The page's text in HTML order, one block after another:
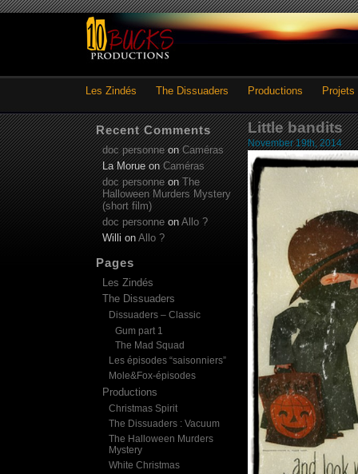
Les Zindés The Dissuaders Productions Projets
Little bandits
November 19th, 2014
Recent Comments
doc personneonCaméras
La MorueonCaméras
doc personneonThe
Halloween Murders Mystery
(short film)
doc personne on Allo ?
Willi on Allo ?
Pages
Les Zindés
The Dissuaders
Dissuaders – Classic
Gum part 1
The Mad Squad
Les épisodes “saisonniers”
Mole&Fox-épisodes
Productions
Christmas Spirit
The Dissuaders : Vacuum
The Halloween Murders
Mystery
White Christmas